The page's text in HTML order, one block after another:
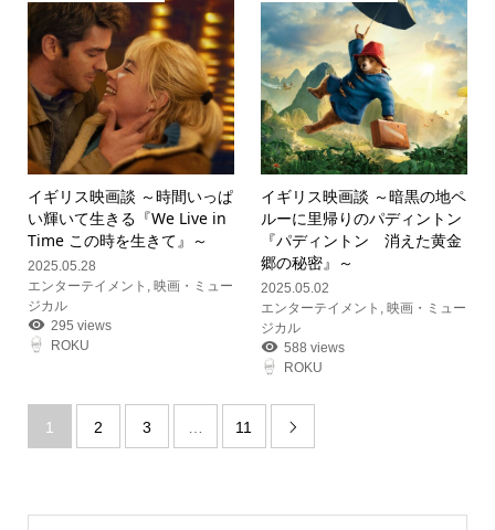
イギリス映画談 ～時間いっぱ
い輝いて生きる『We Live in
Time この時を生きて』～
2025.05.28
エンターテイメント , 映画・ミュー
ジカル
295 views
ROKU
イギリス映画談 ～暗黒の地ペ
ルーに里帰りのパディントン
『パディントン 消えた黄金
郷の秘密』～
2025.05.02
エンターテイメント , 映画・ミュー
ジカル
588 views
ROKU
1 2 3 … 11 